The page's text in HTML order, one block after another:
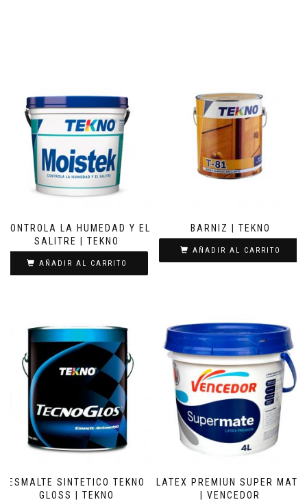
CONTROLA LA HUMEDAD Y EL
SALITRE | TEKNO
AÑADIR AL CARRITO
BARNIZ | TEKNO
AÑADIR AL CARRITO
ESMALTE SINTETICO TEKNO
GLOSS | TEKNO
LATEX PREMIUN SUPER MATE
| VENCEDOR